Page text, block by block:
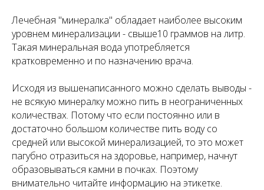
Лечебная "минералка" обладает наиболее высоким
уровнем минерализации - свыше10 граммов на литр.
Такая минеральная вода употребляется
кратковременно и по назначению врача.
Исходя из вышенаписанного можно сделать выводы -
не всякую минералку можно пить в неограниченных
количествах. Потому что если постоянно или в
достаточно большом количестве пить воду со
средней или высокой минерализацией, то это может
пагубно отразиться на здоровье, например, начнут
образовываться камни в почках. Поэтому
внимательно читайте информацию на этикетке.